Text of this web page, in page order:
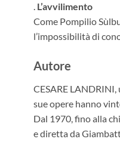
. L’avvilimento
Come Pompilio
l’impossibilità di
Autore
CESARE
sue opere hanno
Dal 1970, fino alla
e diretta da